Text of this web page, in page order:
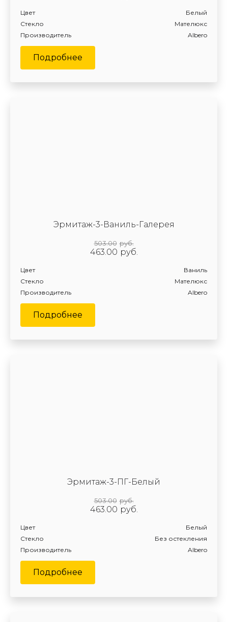
Цвет Белый
Производитель Albero
Стекло Мателюкс
Подробнее
Эрмитаж-3-Ваниль-Галерея
руб.
503.00
руб.
463.00
Цвет Ваниль
Производитель Albero
Стекло Мателюкс
Подробнее
Эрмитаж-3-ПГ-Белый
руб.
503.00
руб.
463.00
Цвет Белый
Производитель Albero
Стекло Без остекления
Подробнее